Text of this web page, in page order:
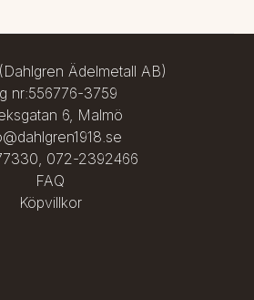
och gör det möjligt att forma
Ädelmetall AB)
nr:556776-3759
6, Malmö
, 072-2392466
FAQ
Köpvillkor